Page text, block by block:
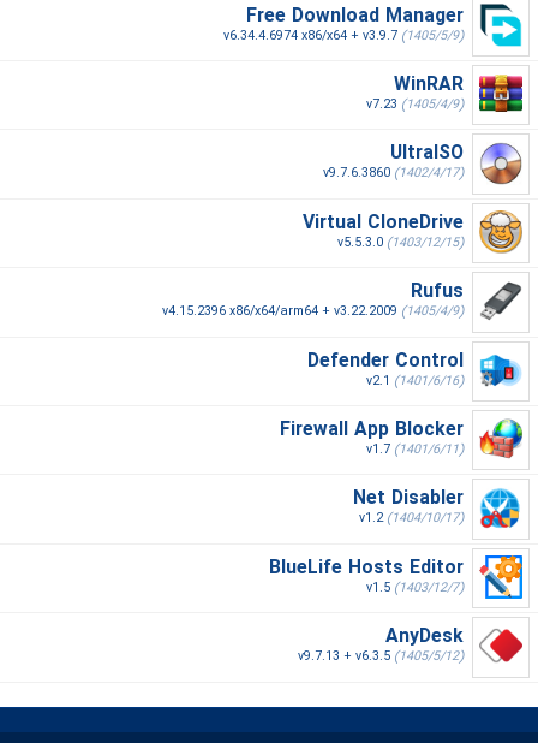
Free Download Manager
v6.34.4.6974 x86/x64 + v3.9.7 (1405/5/9)
WinRAR
v7.23 (1405/4/9)
UltraISO
v9.7.6.3860 (1402/4/17)
Virtual CloneDrive
v5.5.3.0 (1403/12/15)
Rufus
v4.15.2396 x86/x64/arm64 + v3.22.2009 (1405/4/9)
Defender Control
v2.1 (1401/6/16)
Firewall App Blocker
v1.7 (1401/6/11)
Net Disabler
v1.2(1404/10/17)
BlueLife Hosts Editor
v1.5 (1403/12/7)
AnyDesk
v9.7.13 + v6.3.5 (1405/5/12)